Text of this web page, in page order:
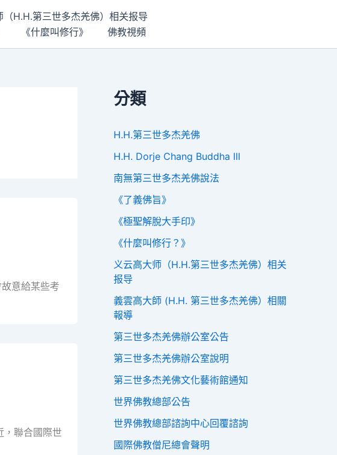
（H.H.第三世多杰羌佛）相关报导
《什麼叫修行》 佛教視頻
意給某些考
，聯合國際世
分類
H.H.第三世多杰羌佛
H.H. Dorje Chang Buddha III
南無第三世多杰羌佛說法
《了義佛旨》
《極聖解脫大手印》
《什麼叫修行？》
义云高大师（H.H.第三世多杰羌佛）相关
报导
義雲高大師 (H.H. 第三世多杰羌佛）相關
報導
第三世多杰羌佛辦公室公告
第三世多杰羌佛辦公室說明
第三世多杰羌佛文化藝術館通知
世界佛教總部公告
世界佛教總部諮詢中心回覆諮詢
國際佛教僧尼總會聲明